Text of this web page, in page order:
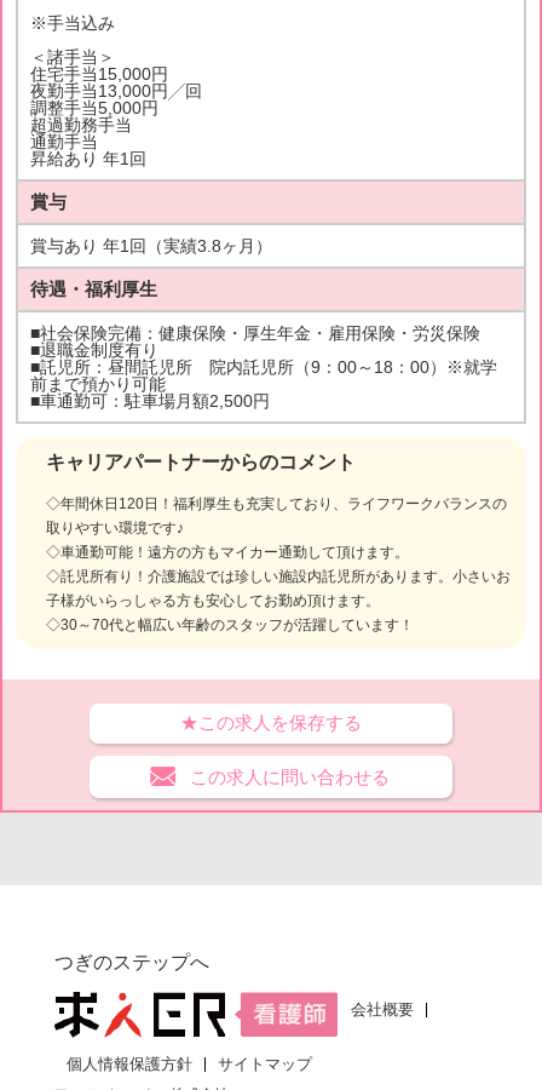
キャリアパートナーからのコメント
◇年間休日120日！福利厚生も充実しており、ライフワークバランスの
取りやすい環境です♪
◇車通勤可能！遠方の方もマイカー通勤して頂けます。
◇託児所有り！介護施設では珍しい施設内託児所があります。小さいお
子様がいらっしゃる方も安心してお勤め頂けます。
◇30～70代と幅広い年齢のスタッフが活躍しています！
※手当込み
＜諸手当＞
住宅手当15,000円
夜勤手当13,000円╱回
調整手当5,000円
超過勤務手当
通勤手当
昇給あり 年1回
賞与
賞与あり 年1回（実績3.8ヶ月）
待遇・福利厚生
■社会保険完備：健康保険・厚生年金・雇用保険・労災保険
■退職金制度有り
■託児所：昼間託児所 院内託児所（9：00～18：00）※就学
前まで預かり可能
■車通勤可：駐車場月額2,500円
★この求人を保存する
この求人に問い合わせる
つぎのステップへ
会社概要
個人情報保護方針
サイトマップ